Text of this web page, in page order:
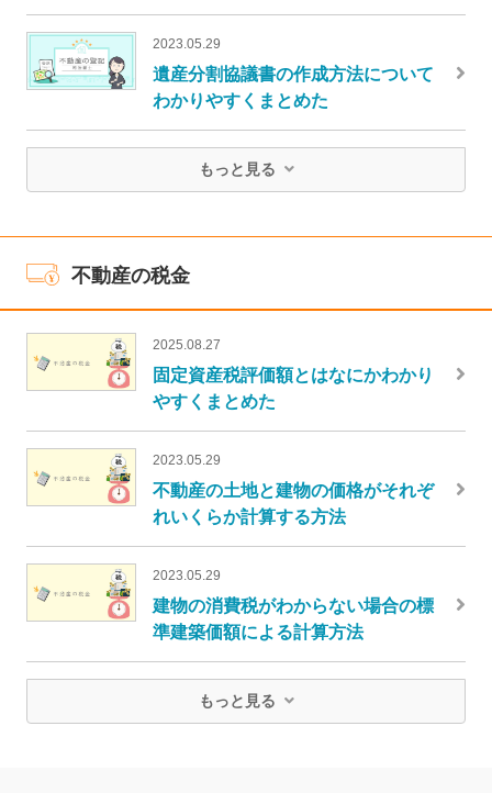
2023.05.29
遺産分割協議書の作成方法について
わかりやすくまとめた
もっと見る
不動産の税金
2025.08.27
固定資産税評価額とはなにかわかり
やすくまとめた
2023.05.29
不動産の土地と建物の価格がそれぞ
れいくらか計算する方法
2023.05.29
建物の消費税がわからない場合の標
準建築価額による計算方法
もっと見る